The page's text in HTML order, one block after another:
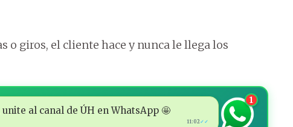
o giros, el cliente hace y nunca le llega los
al canal de ÚH en WhatsApp 🤩
11:02✓✓
1